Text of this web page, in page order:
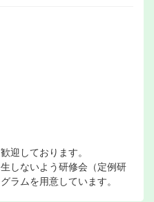
迎しております。
しないよう研修会（定例研
ラムを用意しています。